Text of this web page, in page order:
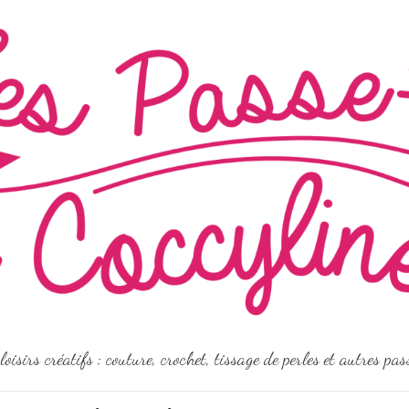
créatifs : couture, crochet, tissage de perles et autres